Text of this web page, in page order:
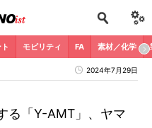
モビリティ FA 素材／化学
2024年7月29日
る「Y-AMT」、ヤマ